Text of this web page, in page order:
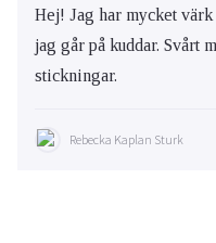
Hej! Jag har mycket
jag går på kuddar. Svårt
stickningar.
Rebecka Kaplan Sturk